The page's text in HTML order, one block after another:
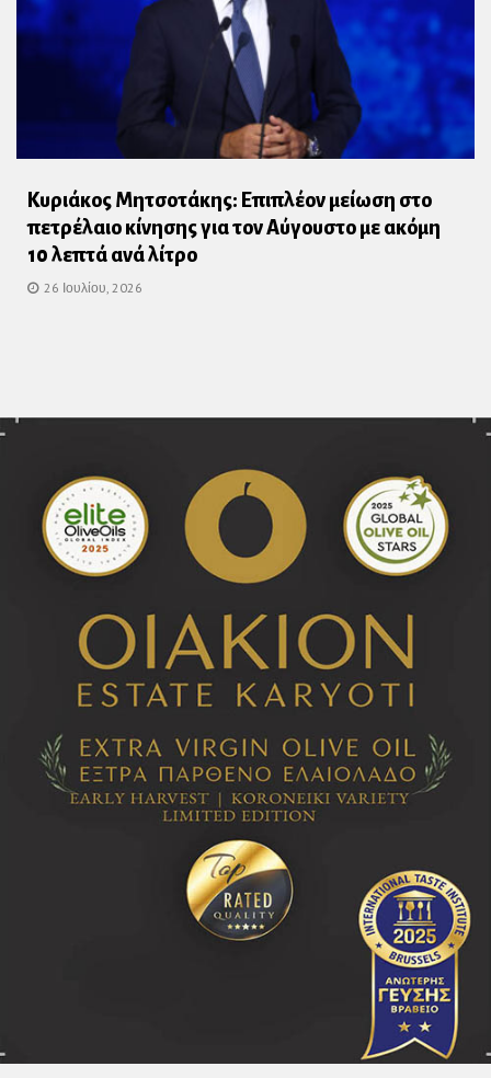
Κυριάκος Μητσοτάκης: Επιπλέον μείωση στο
πετρέλαιο κίνησης για τον Αύγουστο με ακόμη
10 λεπτά ανά λίτρο
26 Ιουλίου, 2026